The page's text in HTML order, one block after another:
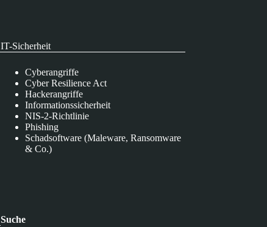
IT-Sicherheit
Cyberangriffe
Cyber Resilience Act
Hackerangriffe
Informationssicherheit
NIS-2-Richtlinie
Phishing
Schadsoftware (Maleware, Ransomware
& Co.)
Suche